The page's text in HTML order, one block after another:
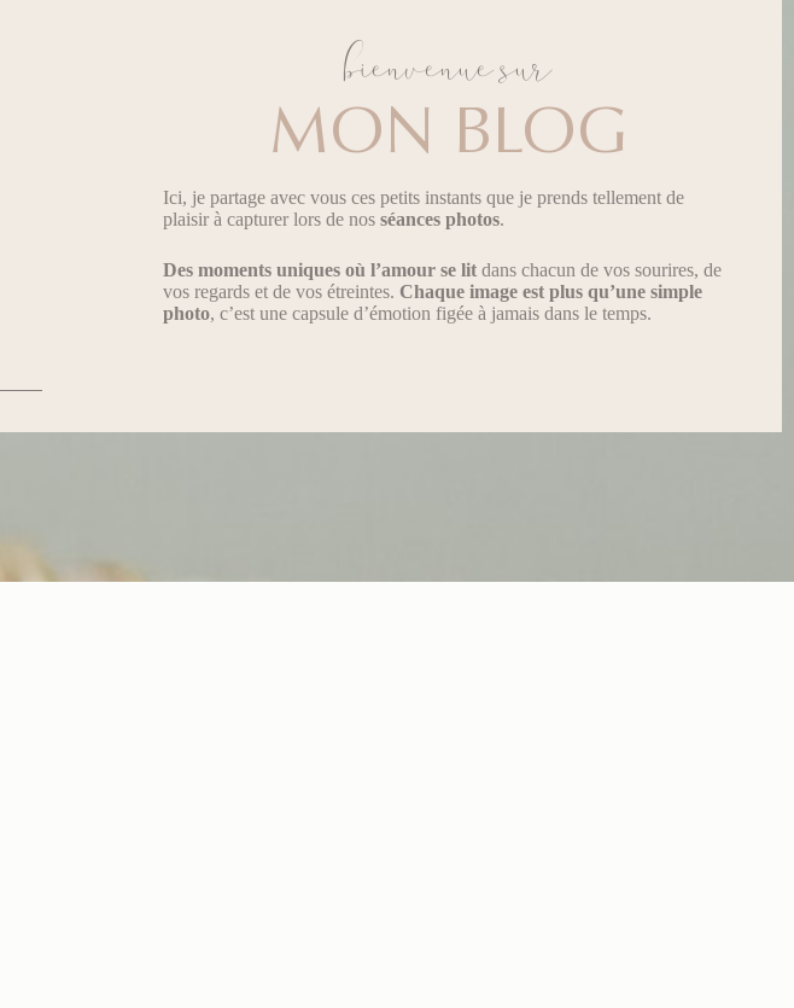
bienvenue sur
MON BLOG
Ici, je partage avec vous ces petits instants que je prends tellement de
plaisir à capturer lors de nosséances photos.
Des moments uniques où l’amour se lit dans chacun de vos sourires, de
vos regards et de vos étreintes. Chaque image est plus qu’une simple
photo, c’est une capsule d’émotion figée à jamais dans le temps.